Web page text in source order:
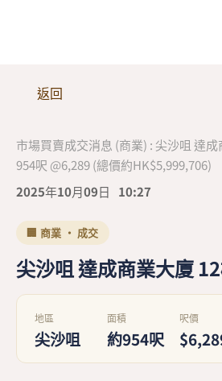
返回
市場買賣成交消息 (商業) : 尖沙咀 達
954呎 @6,289 (總價約HK$5,999,706)
2025年10月09日
10:27
🏢 商業 · 成交
尖沙咀 達成商業大廈
地區
尖沙咀
面積
約954呎
呎價